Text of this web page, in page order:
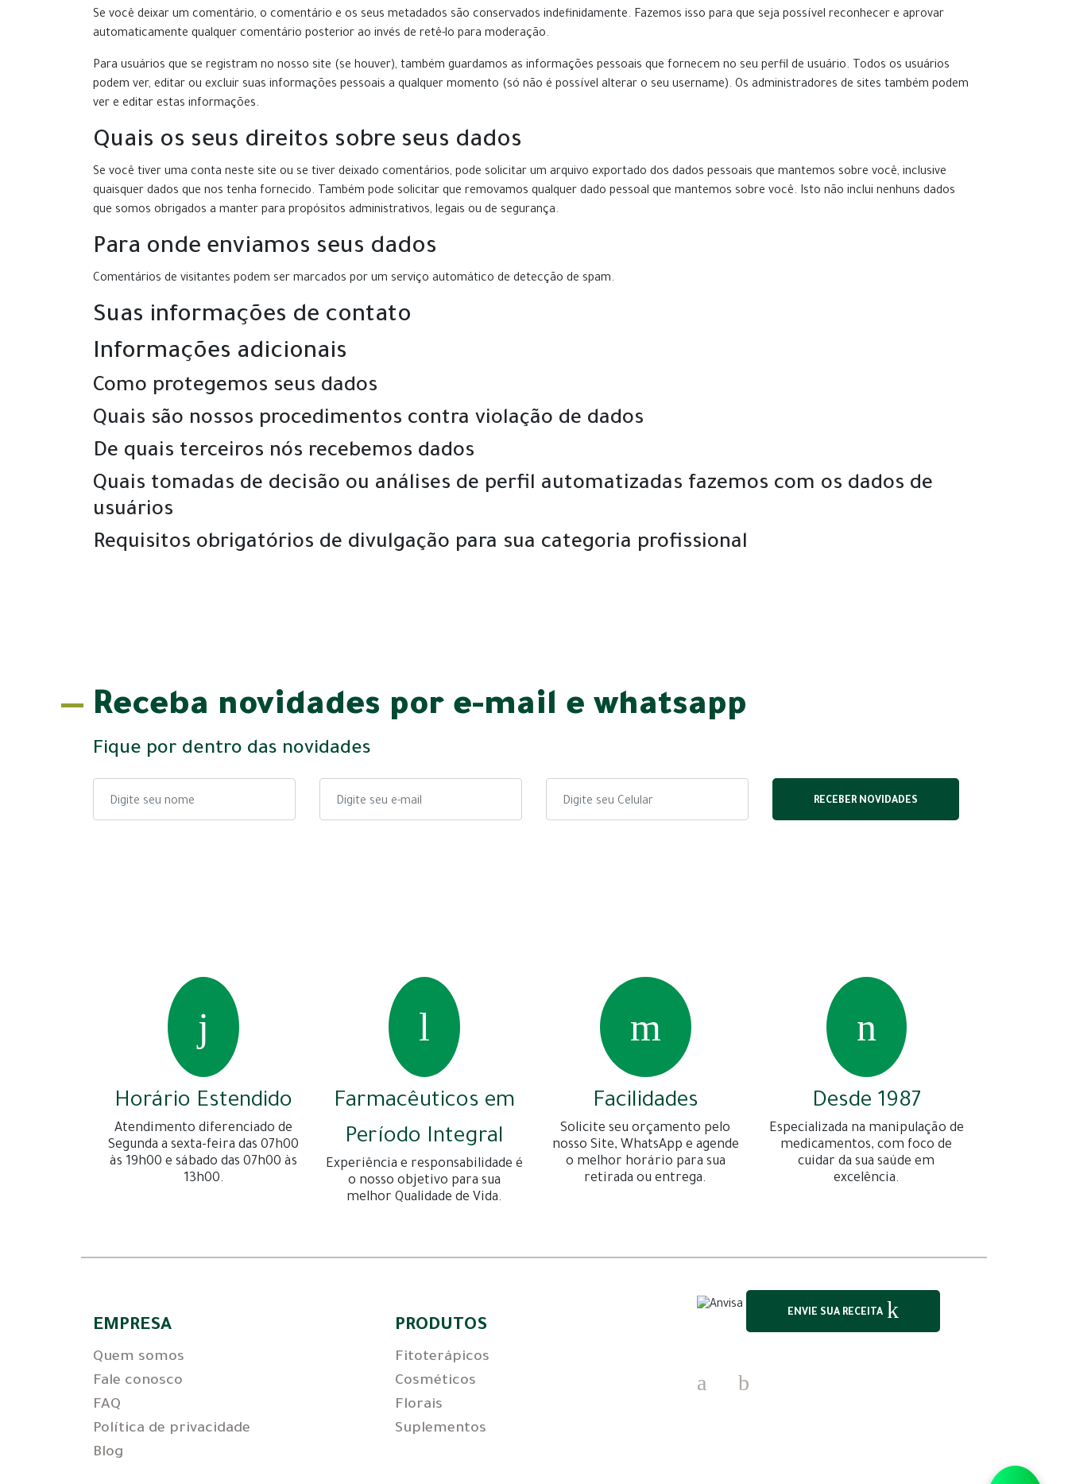
Se você deixar um comentário, o comentário e os seus metadados são conservados indefinidamente. Fazemos isso para que seja possível reconhecer e aprovar
automaticamente qualquer comentário posterior ao invés de retê-lo para moderação.
Para usuários que se registram no nosso site (se houver), também guardamos as informações pessoais que fornecem no seu perfil de usuário. Todos os usuários
podem ver, editar ou excluir suas informações pessoais a qualquer momento (só não é possível alterar o seu username). Os administradores de sites também podem
ver e editar estas informações.
Quais os seus direitos sobre seus dados
Se você tiver uma conta neste site ou se tiver deixado comentários, pode solicitar um arquivo exportado dos dados pessoais que mantemos sobre você, inclusive
quaisquer dados que nos tenha fornecido. Também pode solicitar que removamos qualquer dado pessoal que mantemos sobre você. Isto não inclui nenhuns dados
que somos obrigados a manter para propósitos administrativos, legais ou de segurança.
Para onde enviamos seus dados
Comentários de visitantes podem ser marcados por um serviço automático de detecção de spam.
Suas informações de contato
Informações adicionais
Como protegemos seus dados
Quais são nossos procedimentos contra violação de dados
De quais terceiros nós recebemos dados
Quais tomadas de decisão ou análises de perfil automatizadas fazemos com os dados de
usuários
Requisitos obrigatórios de divulgação para sua categoria profissional
Receba novidades por e-mail e whatsapp
Fique por dentro das novidades
Horário Estendido
Atendimento diferenciado de
Segunda a sexta-feira das 07h00
às 19h00 e sábado das 07h00 às
13h00.
Farmacêuticos em
Período Integral
Experiência e responsabilidade é
o nosso objetivo para sua
melhor Qualidade de Vida.
Facilidades
Solicite seu orçamento pelo
nosso Site, WhatsApp e agende
o melhor horário para sua
retirada ou entrega.
Desde 1987
Especializada na manipulação de
medicamentos, com foco de
cuidar da sua saúde em
excelência.
EMPRESA
Quem somos
Fale conosco
FAQ
Política de privacidade
Blog
PRODUTOS
Fitoterápicos
Cosméticos
Florais
Suplementos
ENVIE SUA RECEITA